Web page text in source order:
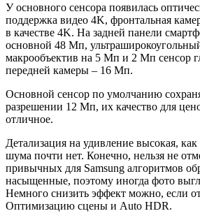
У основного сенсора появилась
поддержка видео 4K, фронтальная
в качестве 4K. На задней панели
основной 48 Мп,
макрообъектив на 5 Мп и 2 Мп сенсор
передней камеры – 16 Мп.
Основной сенсор по умолчанию
разрешении 12 Мп, их качество для
отличное.
Детализация на удивление высокая, как
шума почти нет. Конечно, нельзя не
привычных для Samsung алгоритмов
насыщенные, поэтому иногда фото
Немного снизить эффект можно, если
Оптимизацию сцены и Аuto HDR.